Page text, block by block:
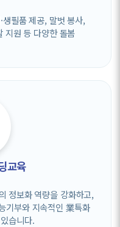
생필품 제공, 말벗 봉사,
지원 등 다양한 돌봄
교육
정보화 역량을 강화하고,
기부와 지속적인 業특화
습니다.